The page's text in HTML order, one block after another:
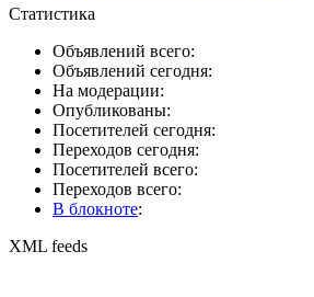
Статистика
Объявлений всего:
Объявлений сегодня:
На модерации:
Опубликованы:
Посетителей сегодня:
Переходов сегодня:
Посетителей всего:
Переходов всего:
В блокноте:
XML feeds